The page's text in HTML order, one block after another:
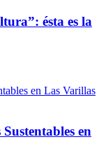
ésta es la
en